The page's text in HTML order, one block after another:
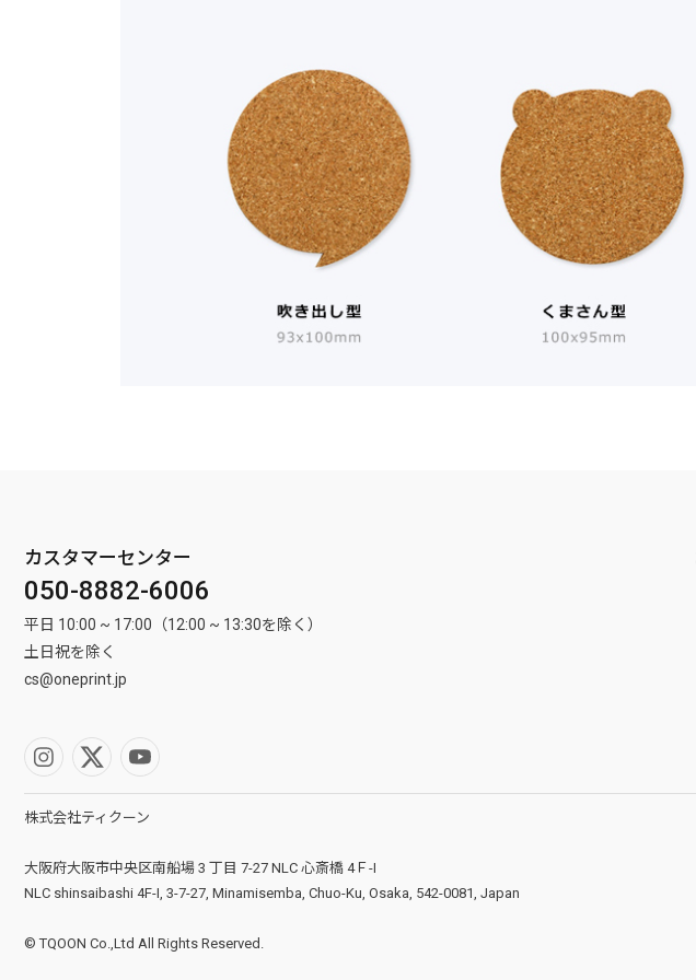
カスタマーセンター
050-8882-6006
平日 10:00 ~ 17:00（12:00 ~ 13:30を除く）
土日祝を除く
cs@oneprint.jp
株式会社ティクーン
大阪府大阪市中央区南船場 3 丁目 7-27 NLC 心斎橋 4Ｆ-I
NLC shinsaibashi 4F-I, 3-7-27, Minamisemba, Chuo-Ku, Osaka, 542-0081, Japan
© TQOON Co.,Ltd All Rights Reserved.